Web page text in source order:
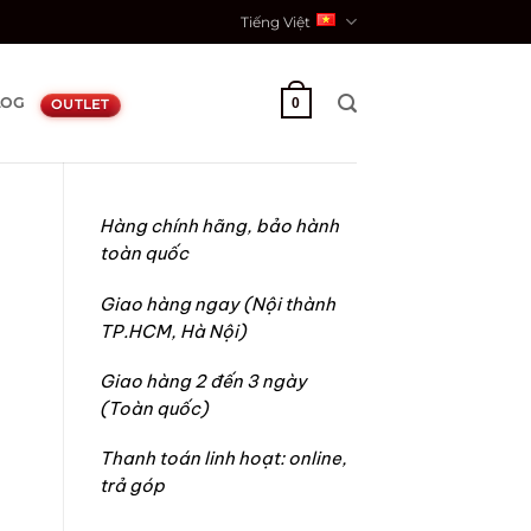
Tiếng Việt
OUTLET 0
Hàng chính hãng, bảo hành
toàn quốc
Giao hàng ngay (Nội thành
TP.HCM, Hà Nội)
Giao hàng 2 đến 3 ngày
(Toàn quốc)
Thanh toán linh hoạt: online,
trả góp